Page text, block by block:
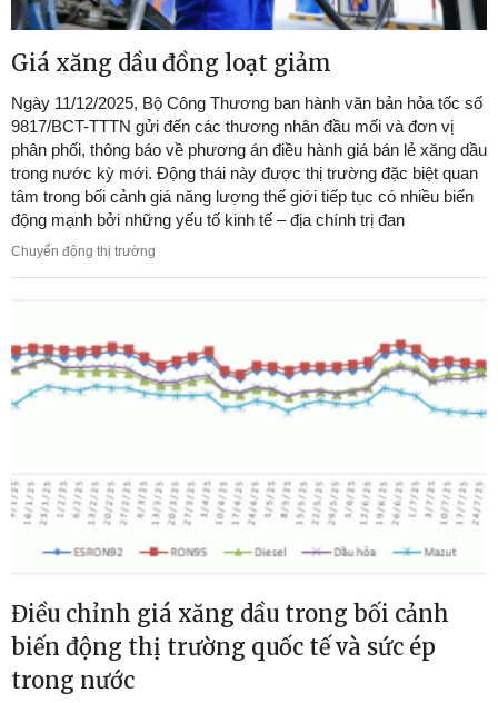
Giá xăng dầu đồng loạt giảm
Ngày 11/12/2025, Bộ Công Thương ban hành văn bản hỏa tốc số
9817/BCT-TTTN gửi đến các thương nhân đầu mối và đơn vị
phân phối, thông báo về phương án điều hành giá bán lẻ xăng dầu
trong nước kỳ mới. Động thái này được thị trường đặc biệt quan
tâm trong bối cảnh giá năng lượng thế giới tiếp tục có nhiều biến
động mạnh bởi những yếu tố kinh tế – địa chính trị đan
Chuyển động thị trường
Điều chỉnh giá xăng dầu trong bối cảnh
biến động thị trường quốc tế và sức ép
trong nước